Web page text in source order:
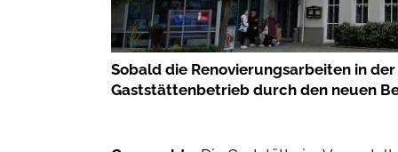
Sobald die Renovierungsarbeiten in
Gaststättenbetrieb durch den neuen